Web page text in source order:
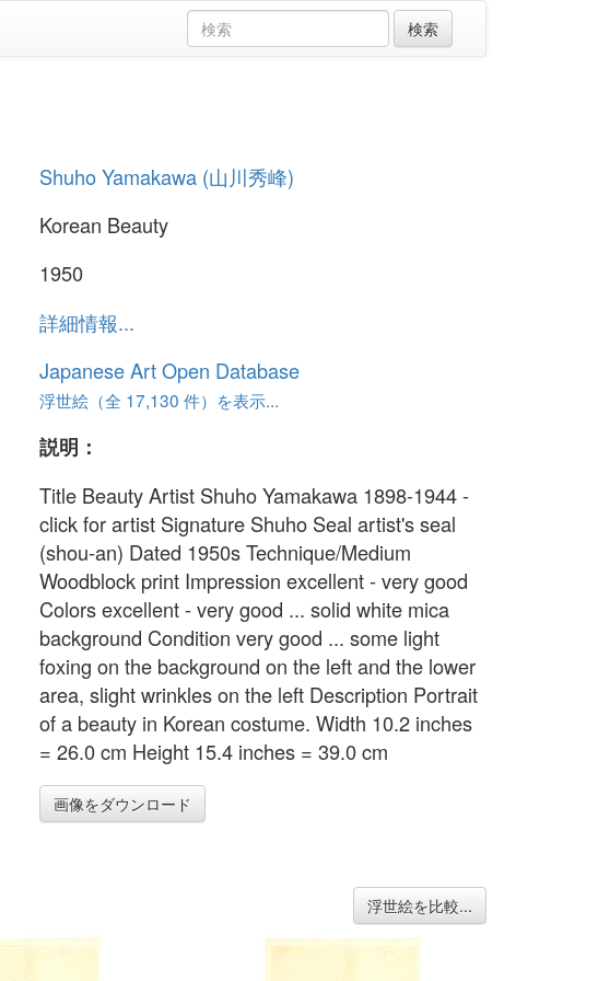
Shuho Yamakawa (山川秀峰)
Korean Beauty
1950
詳細情報...
Japanese Art Open Database
浮世絵（全 17,130 件）を表示...
説明：
Title Beauty Artist Shuho Yamakawa 1898-1944 -
click for artist Signature Shuho Seal artist's seal
(shou-an) Dated 1950s Technique/Medium
Woodblock print Impression excellent - very good
Colors excellent - very good ... solid white mica
background Condition very good ... some light
foxing on the background on the left and the lower
area, slight wrinkles on the left Description Portrait
of a beauty in Korean costume. Width 10.2 inches
= 26.0 cm Height 15.4 inches = 39.0 cm
画像をダウンロード
浮世絵を比較...